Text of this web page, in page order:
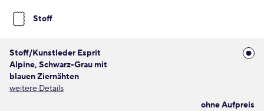
Stoff
Stoff/Kunstleder Esprit
Alpine, Schwarz-Grau mit
blauen Ziernähten
weitere Details
ohne Aufpreis